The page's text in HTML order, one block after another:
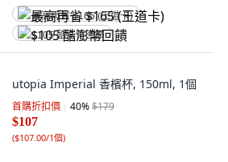
最高再省 $165 (王道卡)
$105 酷澎幣回饋
utopia Imperial 香檳杯, 150ml, 1個
首購折扣價 40%$179
$107
($107.00/1個)